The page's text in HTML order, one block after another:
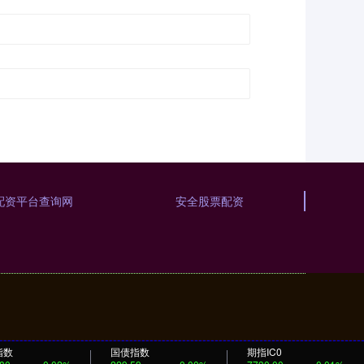
数
国债指数
期指IC0
资平台查询网 安全股票配资